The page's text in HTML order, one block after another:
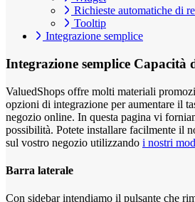
Richieste automatiche di
Tooltip
Integrazione semplice
Integrazione semplice Capacità
ValuedShops offre molti materiali
opzioni di integrazione per aumentare il
negozio online. In questa pagina vi
possibilità. Potete installare facilmente il
sul vostro negozio utilizzando i nostri
Barra laterale
Con sidebar intendiamo il pulsante che